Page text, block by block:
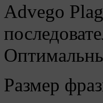
Advego
Размер